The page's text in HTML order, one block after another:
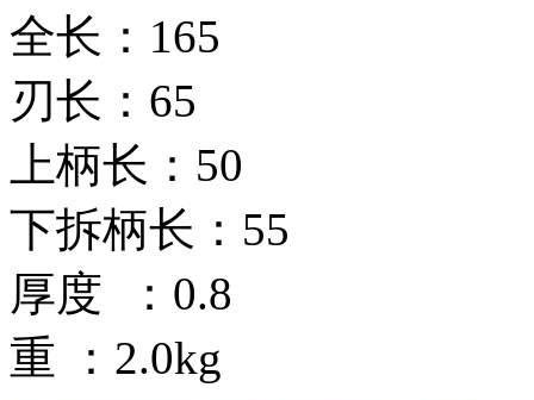
全长：165
刃长：65
上柄长：50
下拆柄长：55
厚度 ：0.8
重 ：2.0kg